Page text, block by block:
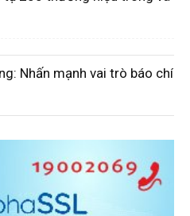
Nhấn mạnh vai trò báo chí